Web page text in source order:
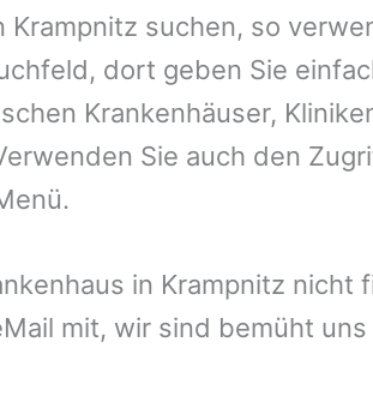
suchen, so
dort geben Sie
Krankenhäuser,
Sie auch den
in Krampnitz nicht
mit, wir sind bemüht